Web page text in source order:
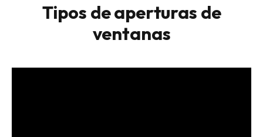
Tipos de aperturas de
ventanas